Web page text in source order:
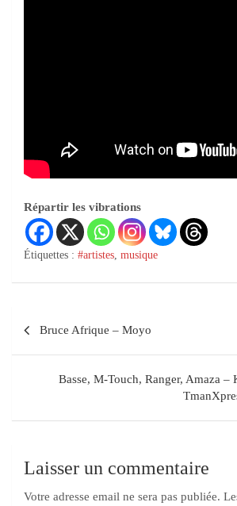
Répartir les vibrations
Étiquettes : #artistes, musique
Bruce Afrique – Moyo
Basse, M-Touch, Ranger, Amaza –
Laisser un commentaire
Votre adresse email ne sera pas publiée.